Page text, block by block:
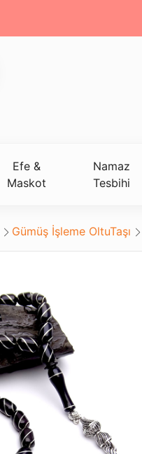
Efe &
Maskot
Namaz
Tesbihi
Gümüş İşleme OltuTaşı